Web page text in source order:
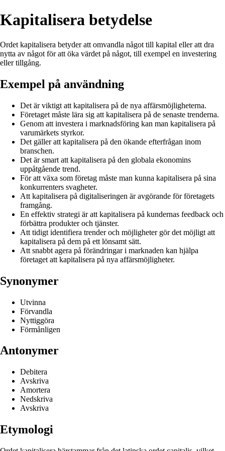
Kapitalisera betydelse
Ordet kapitalisera betyder att omvandla något till kapital eller att dra
nytta av något för att öka värdet på något, till exempel en investering
eller tillgång.
Exempel på användning
Det är viktigt att kapitalisera på de nya affärsmöjligheterna.
Företaget måste lära sig att kapitalisera på de senaste trenderna.
Genom att investera i marknadsföring kan man kapitalisera på
varumärkets styrkor.
Det gäller att kapitalisera på den ökande efterfrågan inom
branschen.
Det är smart att kapitalisera på den globala ekonomins
uppåtgående trend.
För att växa som företag måste man kunna kapitalisera på sina
konkurrenters svagheter.
Att kapitalisera på digitaliseringen är avgörande för företagets
framgång.
En effektiv strategi är att kapitalisera på kundernas feedback och
förbättra produkter och tjänster.
Att tidigt identifiera trender och möjligheter gör det möjligt att
kapitalisera på dem på ett lönsamt sätt.
Att snabbt agera på förändringar i marknaden kan hjälpa
företaget att kapitalisera på nya affärsmöjligheter.
Synonymer
Utvinna
Förvandla
Nyttiggöra
Förmånligen
Antonymer
Debitera
Avskriva
Amortera
Nedskriva
Avskriva
Etymologi